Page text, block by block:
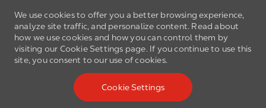
We use cookies to offer you a better browsing experience,
analyze site traffic, and personalize content. Read about
how we use cookies and how you can control them by
visiting our Cookie Settings page. If you continue to use this
site, you consent to our use of cookies.
Cookie Settings
Skip to main content